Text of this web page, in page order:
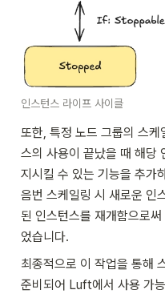
인스턴스 라이프 사이클
또한, 특정 노드 그룹의 스
스의 사용이 끝났을 때 해당
지시킬 수 있는 기능을 추가
음번 스케일링 시 새로운 인
된 인스턴스를 재개함으로
었습니다.
최종적으로 이 작업을 통해
준비되어 Luft에서 사용 가